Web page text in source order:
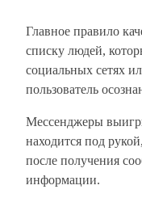
Главное правило
списку людей,
социальных сетях
пользователь
Мессенджеры
находится под
после получения
информации.